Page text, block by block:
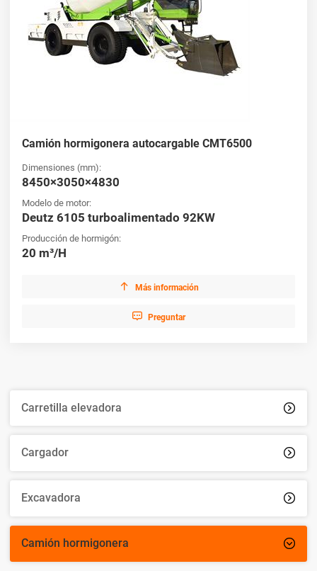
Carretilla elevadora 
Cargador 
Excavadora 
Camión hormigonera 
Camión hormigonera autocargable CMT6500
Dimensiones (mm):
8450×3050×4830
Modelo de motor:
Deutz 6105 turboalimentado 92KW
Producción de hormigón:
20 m³/H
 Más información
 Preguntar